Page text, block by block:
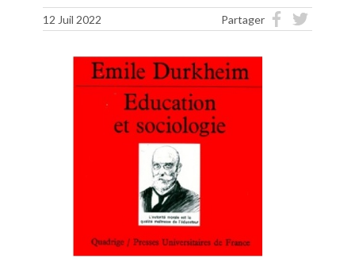
12 Juil 2022 Partager